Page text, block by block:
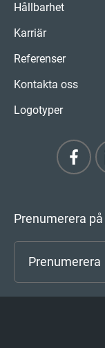
Hållbarhet
Karriär
Referenser
Kontakta oss
Logotyper
Prenumerera
Prenumerera